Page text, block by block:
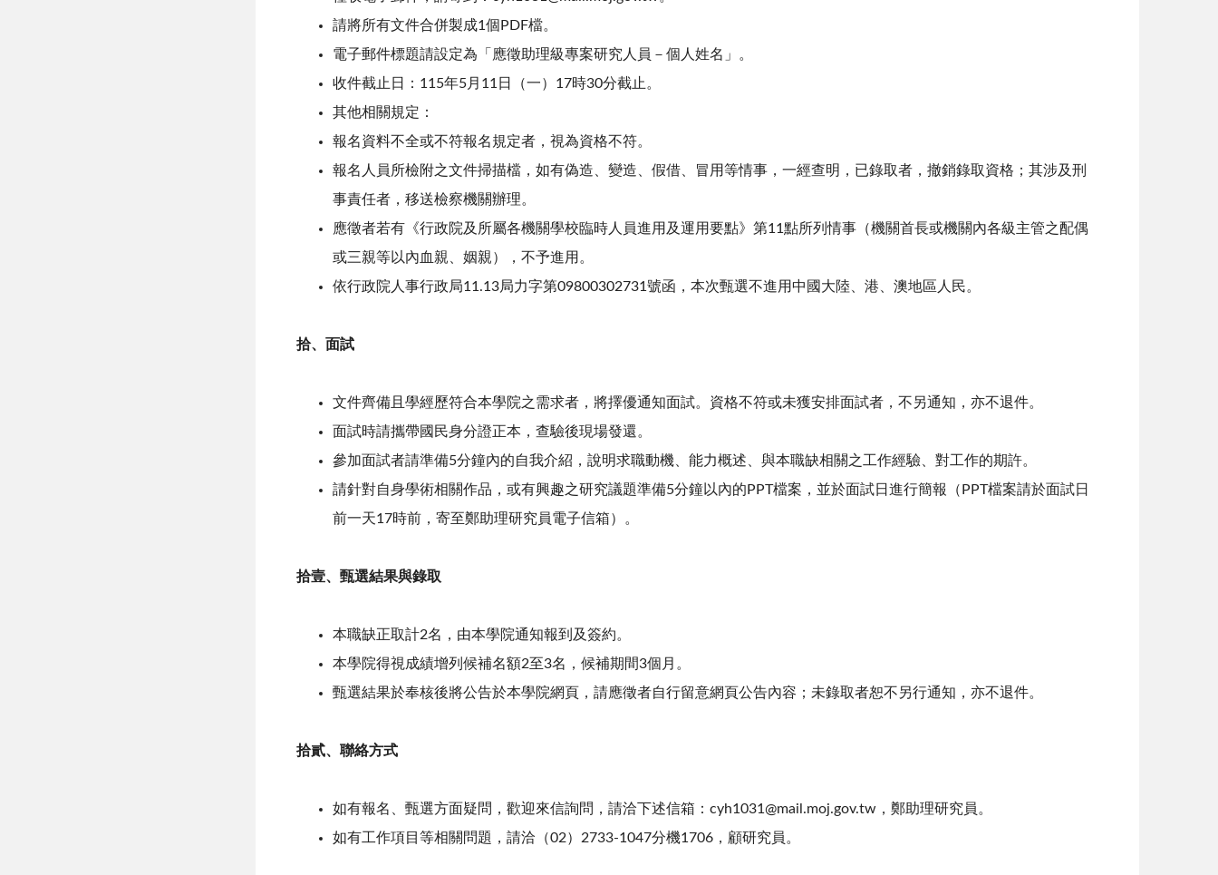
請將所有文件合併製成1個PDF檔。
電子郵件標題請設定為「應徵助理級專案研究人員－個人姓名」。
收件截止日：115年5月11日（一）17時30分截止。
其他相關規定：
報名資料不全或不符報名規定者，視為資格不符。
報名人員所檢附之文件掃描檔，如有偽造、變造、假借、冒用等情事，一經查明，已錄取者，撤銷錄取資格；其涉及刑
事責任者，移送檢察機關辦理。
應徵者若有《行政院及所屬各機關學校臨時人員進用及運用要點》第11點所列情事（機關首長或機關內各級主管之配偶
或三親等以內血親、姻親），不予進用。
依行政院人事行政局11.13局力字第09800302731號函，本次甄選不進用中國大陸、港、澳地區人民。
拾、面試
文件齊備且學經歷符合本學院之需求者，將擇優通知面試。資格不符或未獲安排面試者，不另通知，亦不退件。
面試時請攜帶國民身分證正本，查驗後現場發還。
參加面試者請準備5分鐘內的自我介紹，說明求職動機、能力概述、與本職缺相關之工作經驗、對工作的期許。
請針對自身學術相關作品，或有興趣之研究議題準備5分鐘以內的PPT檔案，並於面試日進行簡報（PPT檔案請於面試日
前一天17時前，寄至鄭助理研究員電子信箱）。
拾壹、甄選結果與錄取
本職缺正取計2名，由本學院通知報到及簽約。
本學院得視成績增列候補名額2至3名，候補期間3個月。
甄選結果於奉核後將公告於本學院網頁，請應徵者自行留意網頁公告內容；未錄取者恕不另行通知，亦不退件。
拾貳、聯絡方式
如有報名、甄選方面疑問，歡迎來信詢問，請洽下述信箱：cyh1031@mail.moj.gov.tw，鄭助理研究員。
如有工作項目等相關問題，請洽（02）2733-1047分機1706，顧研究員。